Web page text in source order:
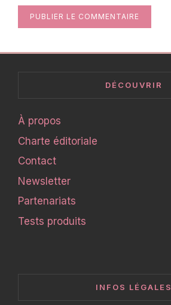
DÉCOUVRIR
À propos
Charte éditoriale
Contact
Newsletter
Partenariats
Tests produits
INFOS LÉGALES